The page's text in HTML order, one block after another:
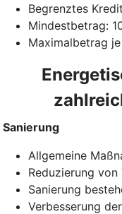
Begrenztes
Mindestbetrag:
Maximalbetrag
Sanierung
Allgemeine
Reduzierung von
Sanierung
Verbesserung